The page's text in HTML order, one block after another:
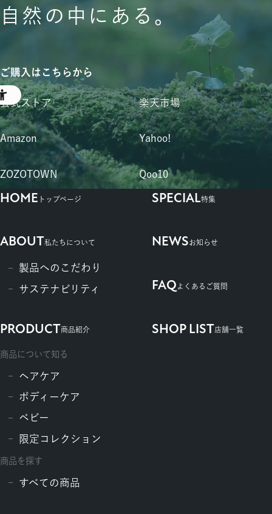
自然の中にある。
ご購入はこちらから
公式ストア 楽天市場
Amazon Yahoo!
ZOZOTOWN Qoo10
HOME トップページ
ABOUT私たちについて
製品へのこだわり
サステナビリティ
PRODUCT商品紹介
商品について知る
ヘアケア
ボディーケア
ベビー
限定コレクション
商品を探す
すべての商品
SPECIAL特集
NEWSお知らせ
FAQ よくあるご質問
SHOP LIST店舗一覧